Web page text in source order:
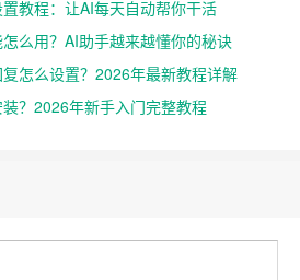
教程：让AI每天自动帮你干活
么用？AI助手越来越懂你的秘诀
怎么设置？2026年最新教程详解
？2026年新手入门完整教程